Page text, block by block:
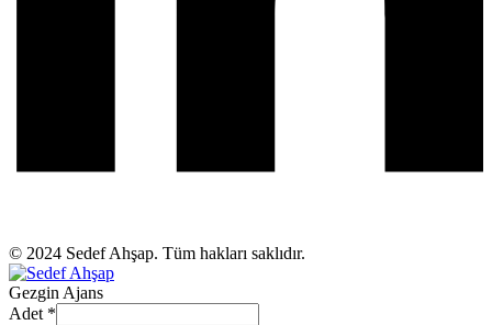
© 2024 Sedef Ahşap. Tüm hakları saklıdır.
Gezgin Ajans
Adet *